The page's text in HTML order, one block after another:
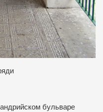
бульваре